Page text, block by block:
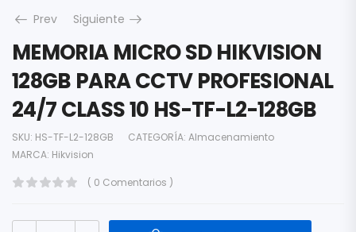
Prev
Siguiente
MEMORIA MICRO SD HIKVISION
128GB PARA CCTV PROFESIONAL
24/7 CLASS 10 HS-TF-L2-128GB
SKU: HS-TF-L2-128GB CATEGORÍA: Almacenamiento
MARCA: Hikvision
( 0 Comentarios )